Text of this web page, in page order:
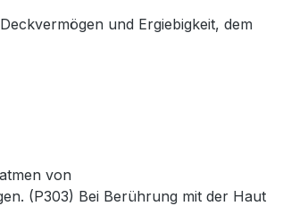
und Ergiebigkeit, dem
von
(P303) Bei Berührung mit der Haut